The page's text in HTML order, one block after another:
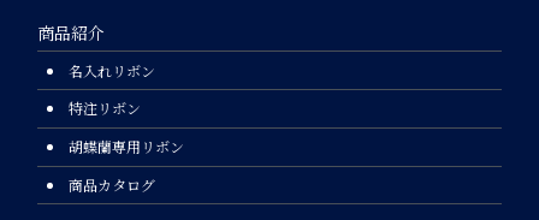
商品紹介
名入れリボン
特注リボン
胡蝶蘭専用リボン
商品カタログ